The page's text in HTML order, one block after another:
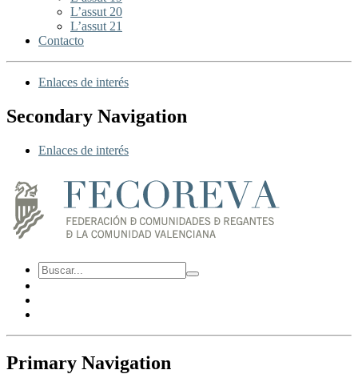
L’assut 20
L’assut 21
Contacto
Enlaces de interés
Secondary Navigation
Enlaces de interés
Primary Navigation